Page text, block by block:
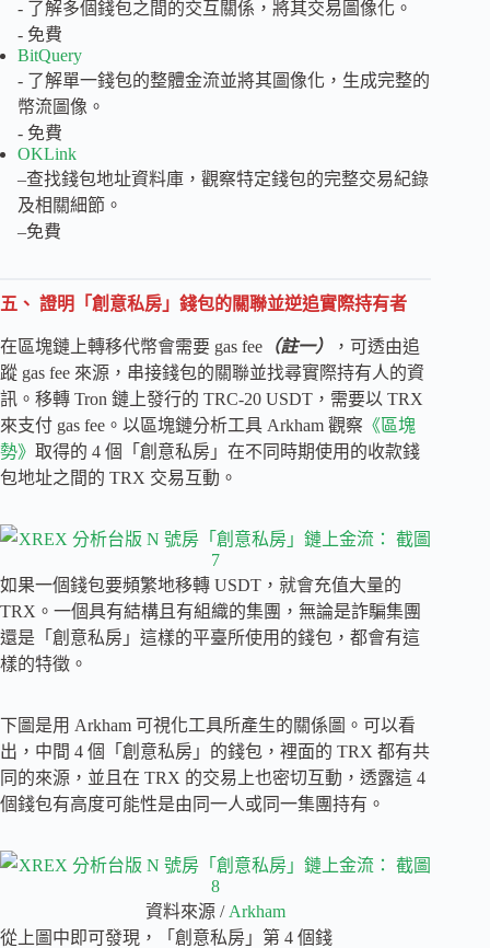
- 了解多個錢包之間的交互關係，將其交易圖像化。
- 免費
BitQuery
- 了解單一錢包的整體金流並將其圖像化，生成完整的
幣流圖像。
- 免費
OKLink
–查找錢包地址資料庫，觀察特定錢包的完整交易紀錄
及相關細節。
–免費
五、 證明「創意私房」錢包的關聯並逆追實際持有者
在區塊鏈上轉移代幣會需要 gas fee （註一）
，可透由追
蹤 gas fee 來源，串接錢包的關聯並找尋實際持有人的資
訊。移轉 Tron 鏈上發行的 TRC-20 USDT，需要以 TRX
來支付 gas fee。以區塊鏈分析工具 Arkham 觀察 《區塊
勢》 取得的 4 個「創意私房」在不同時期使用的收款錢
包地址之間的 TRX 交易互動。
如果一個錢包要頻繁地移轉 USDT，就會充值大量的
TRX。一個具有結構且有組織的集團，無論是詐騙集團
還是「創意私房」這樣的平臺所使用的錢包，都會有這
樣的特徵。
下圖是用 Arkham 可視化工具所產生的關係圖。可以看
出，中間 4 個「創意私房」的錢包，裡面的 TRX 都有共
同的來源，並且在 TRX 的交易上也密切互動，透露這 4
個錢包有高度可能性是由同一人或同一集團持有。
資料來源 / Arkham
從上圖中即可發現，「創意私房」第 4 個錢